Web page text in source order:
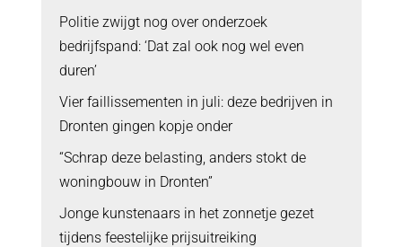
Politie zwijgt nog over onderzoek
bedrijfspand: ‘Dat zal ook nog wel even
duren’
Vier faillissementen in juli: deze bedrijven in
Dronten gingen kopje onder
“Schrap deze belasting, anders stokt de
woningbouw in Dronten”
Jonge kunstenaars in het zonnetje gezet
tijdens feestelijke prijsuitreiking